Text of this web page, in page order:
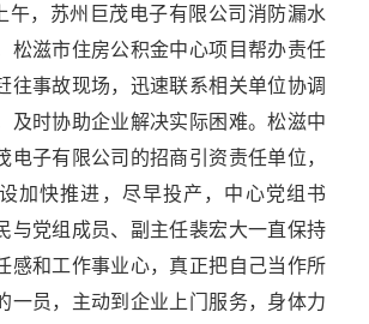
午，苏州巨茂电子有限公司消防漏水
松滋市住房公积金中心项目帮办责任
往事故现场，迅速联系相关单位协调
及时协助企业解决实际困难。松滋中
电子有限公司的招商引资责任单位，
加快推进，尽早投产，中心党组书
与党组成员、副主任裴宏大一直保持
感和工作事业心，真正把自己当作所
一员，主动到企业上门服务，身体力